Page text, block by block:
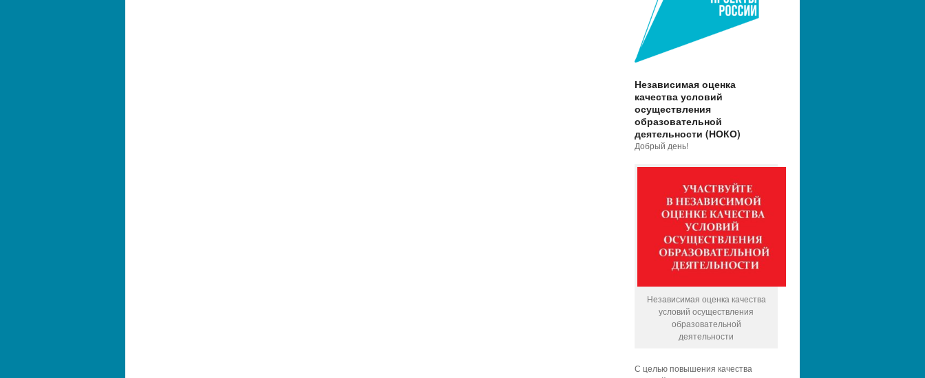
Независимая оценка
качества условий
осуществления
образовательной
деятельности (НОКО)
Добрый день!
Независимая оценка качества
условий осуществления
образовательной
деятельности
С целью повышения качества